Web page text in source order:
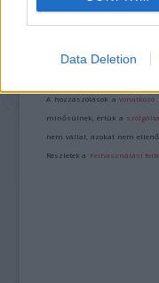
Data Deletion
https://
A hozzászólások avonatkozó
minősülnek, értük a
nem vállal, azokat nem
Részletek a Felhasználási